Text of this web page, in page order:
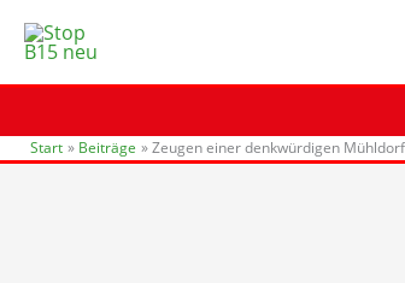
Inhalt
springen
Start Beiträge Zeugen einer denkwürdigen